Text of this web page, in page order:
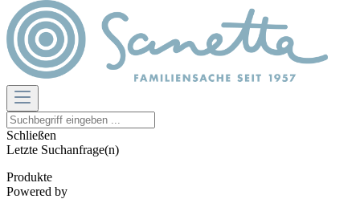
Schließen
Letzte Suchanfrage(n)
Produkte
Powered by